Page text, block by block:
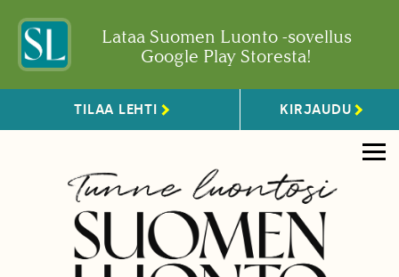
Lataa Suomen Luonto -sovellus
Google Play Storesta!
TILAA LEHTI KIRJAUDU